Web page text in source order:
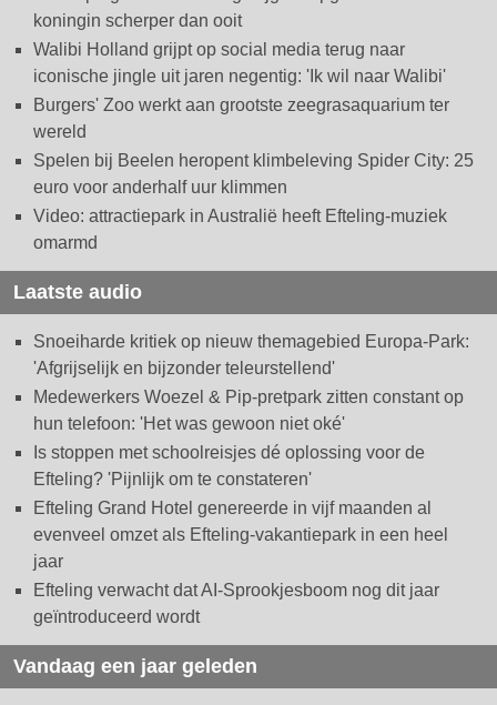
koningin scherper dan ooit
Walibi Holland grijpt op social media terug naar
iconische jingle uit jaren negentig: 'Ik wil naar Walibi'
Burgers' Zoo werkt aan grootste zeegrasaquarium ter
wereld
Spelen bij Beelen heropent klimbeleving Spider City: 25
euro voor anderhalf uur klimmen
Video: attractiepark in Australië heeft Efteling-muziek
omarmd
Laatste audio
Snoeiharde kritiek op nieuw themagebied Europa-Park:
'Afgrijselijk en bijzonder teleurstellend'
Medewerkers Woezel & Pip-pretpark zitten constant op
hun telefoon: 'Het was gewoon niet oké'
Is stoppen met schoolreisjes dé oplossing voor de
Efteling? 'Pijnlijk om te constateren'
Efteling Grand Hotel genereerde in vijf maanden al
evenveel omzet als Efteling-vakantiepark in een heel
jaar
Efteling verwacht dat AI-Sprookjesboom nog dit jaar
geïntroduceerd wordt
Vandaag een jaar geleden